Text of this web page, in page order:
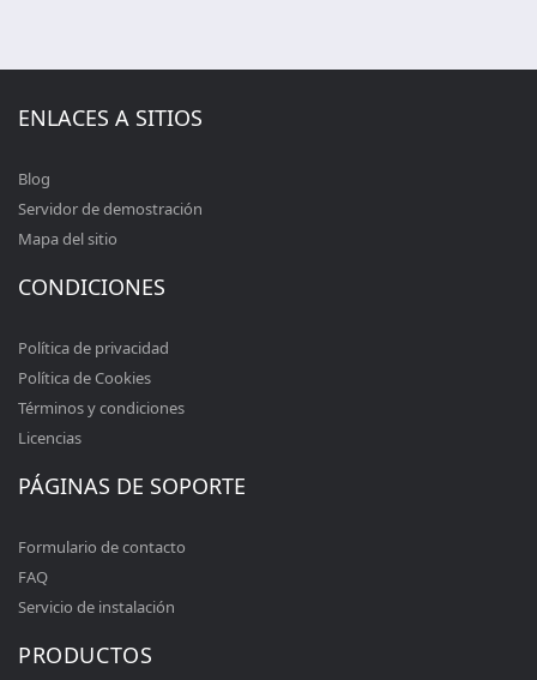
ENLACES A SITIOS
Blog
Servidor de demostración
Mapa del sitio
CONDICIONES
Política de privacidad
Política de Cookies
Términos y condiciones
Licencias
PÁGINAS DE SOPORTE
Formulario de contacto
FAQ
Servicio de instalación
PRODUCTOS